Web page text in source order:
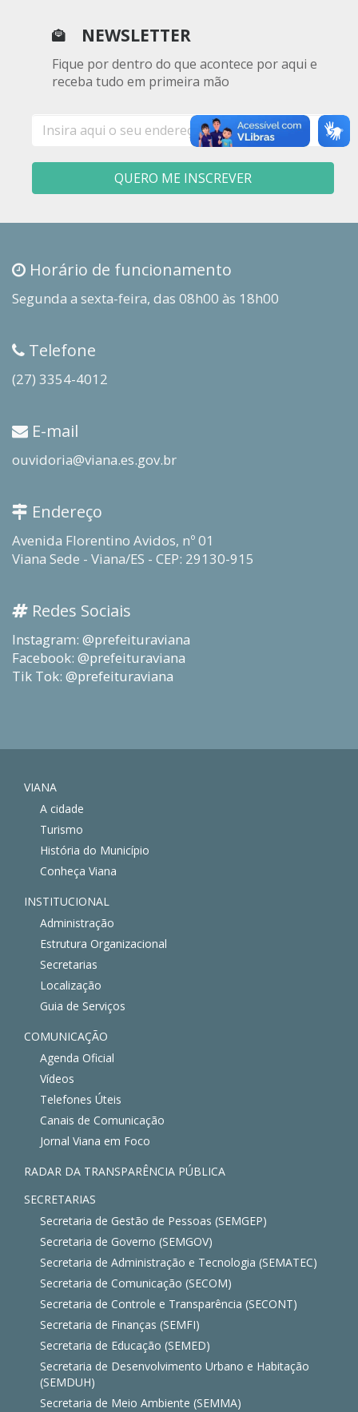
NEWSLETTER
Fique por dentro do que acontece por aqui e
receba tudo em primeira mão
mail
QUERO ME INSCREVER
Horário de funcionamento
Segunda a sexta-feira, das 08h00 às 18h00
Telefone
(27) 3354-4012
E-mail
ouvidoria@viana.es.gov.br
Endereço
Avenida Florentino Avidos, nº 01
Viana Sede - Viana/ES - CEP: 29130-915
Redes Sociais
Instagram: @prefeituraviana
Facebook: @prefeituraviana
Tik Tok: @prefeituraviana
VIANA
A cidade
Turismo
História do Município
Conheça Viana
INSTITUCIONAL
Administração
Estrutura Organizacional
Secretarias
Localização
Guia de Serviços
COMUNICAÇÃO
Agenda Oficial
Vídeos
Telefones Úteis
Canais de Comunicação
Jornal Viana em Foco
RADAR DA TRANSPARÊNCIA PÚBLICA
SECRETARIAS
Secretaria de Gestão de Pessoas (SEMGEP)
Secretaria de Governo (SEMGOV)
Secretaria de Administração e Tecnologia (SEMATEC)
Secretaria de Comunicação (SECOM)
Secretaria de Controle e Transparência (SECONT)
Secretaria de Finanças (SEMFI)
Secretaria de Educação (SEMED)
Secretaria de Desenvolvimento Urbano e Habitação
(SEMDUH)
Secretaria de Meio Ambiente (SEMMA)